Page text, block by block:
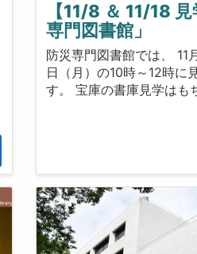
【11/8 ＆ 11/18
専門図書館」
防災専門図書館では、 11
日（月）の10時～12時に
す。 宝庫の書庫見学はも